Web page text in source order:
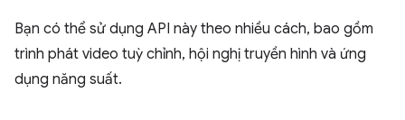
Bạn có thể sử dụng API này theo nhiều cách, bao gồm
trình phát video tuỳ chỉnh, hội nghị truyền hình và ứng
dụng năng suất.